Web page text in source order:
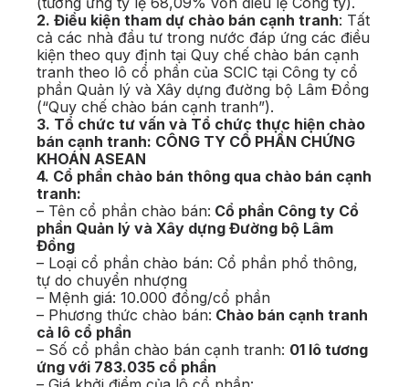
2. Điều kiện tham dự chào bán cạnh tranh: Tất
cả các nhà đầu tư trong nước đáp ứng các điều
kiện theo quy định tại Quy chế chào bán cạnh
tranh theo lô cổ phần của SCIC tại Công ty cổ
phần Quản lý và Xây dựng đường bộ Lâm Đồng
(“Quy chế chào bán cạnh tranh”).
3. Tổ chức tư vấn và Tổ chức thực hiện chào
bán cạnh tranh: CÔNG TY CỔ PHẦN CHỨNG
KHOÁN ASEAN
4. Cổ phần chào bán thông qua chào bán cạnh
tranh:
– Tên cổ phần chào bán: Cổ phần Công ty Cổ
phần Quản lý và Xây dựng Đường bộ Lâm
Đồng
– Loại cổ phần chào bán: Cổ phần phổ thông,
tự do chuyển nhượng
– Mệnh giá: 10.000 đồng/cổ phần
– Phương thức chào bán: Chào bán cạnh tranh
cả lô cổ phần
– Số cổ phần chào bán cạnh tranh: 01 lô tương
ứng với 783.035 cổ phần